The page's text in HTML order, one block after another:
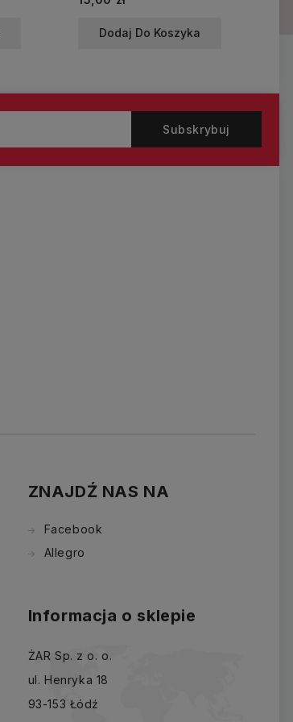
Dodaj Do Koszyka
ZNAJDŹ NAS NA
Facebook
Allegro
Informacja o sklepie
ŻAR Sp. z o. o.
ul. Henryka 18
93-153 Łódź